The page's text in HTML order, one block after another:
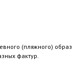
(пляжного)
фактур.